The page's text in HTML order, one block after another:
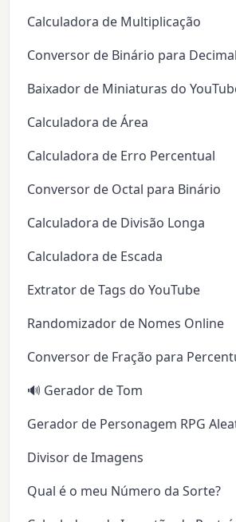
Calculadora de Multiplicação
Conversor de Binário para Decimal
Baixador de Miniaturas do
Calculadora de Área
Calculadora de Erro Percentual
Conversor de Octal para Binário
Calculadora de Divisão Longa
Calculadora de Escada
Extrator de Tags do YouTube
Randomizador de Nomes Online
Conversor de Fração para
🔊 Gerador de Tom
Gerador de Personagem RPG
Divisor de Imagens
Qual é o meu Número da Sorte?